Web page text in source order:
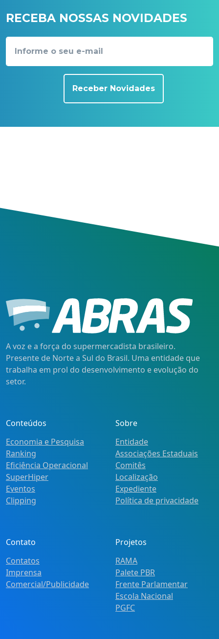
RECEBA NOSSAS NOVIDADES
Receber Novidades
A voz e a força do supermercadista brasileiro.
Presente de Norte a Sul do Brasil. Uma entidade que
trabalha em prol do desenvolvimento e evolução do
setor.
Conteúdos
Economia e Pesquisa
Ranking
Eficiência Operacional
SuperHiper
Eventos
Clipping
Sobre
Entidade
Associações Estaduais
Comitês
Localização
Expediente
Política de privacidade
Contato
Contatos
Imprensa
Comercial/Publicidade
Projetos
RAMA
Palete PBR
Frente Parlamentar
Escola Nacional
PGFC